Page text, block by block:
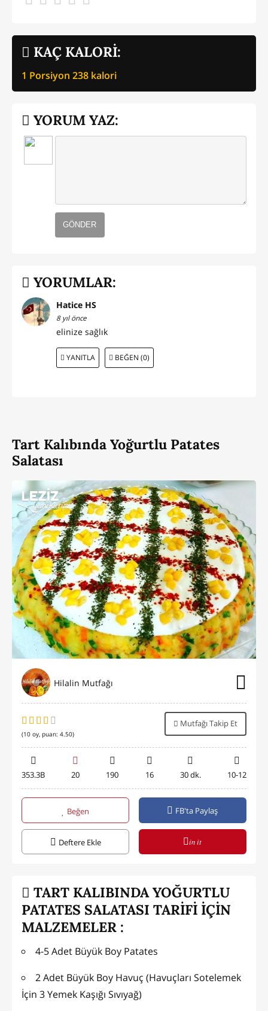
KAÇ KALORİ:
1 Porsiyon 238 kalori
YORUM YAZ:
GÖNDER
YORUMLAR:
Hatice HS
8 yıl önce
elinize sağlık
YANITLA BEĞEN (0)
Tart Kalıbında Yoğurtlu Patates
Salatası
Hilalin Mutfağı
(10 oy, puan: 4.50)
Mutfağı Takip Et
353.3B 20 190 16 30 dk. 10-12
Beğen FB'ta Paylaş
Deftere Ekle in it
TART KALIBINDA YOĞURTLU
PATATES SALATASI TARİFİ İÇİN
MALZEMELER :
4-5 Adet Büyük Boy Patates
2 Adet Büyük Boy Havuç (Havuçları Sotelemek
İçin 3 Yemek Kaşığı Sıvıyağ)